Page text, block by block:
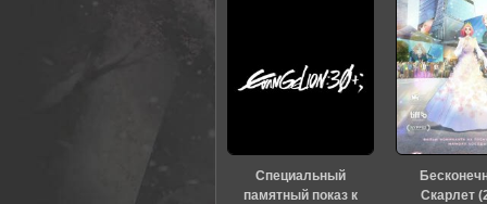
Специальный
памятный показ к
Скарлет